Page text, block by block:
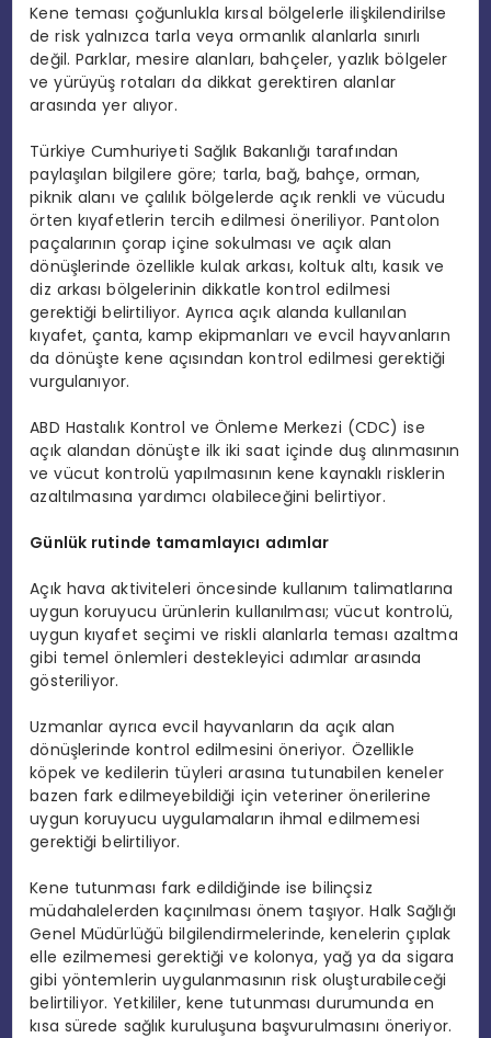
Kene teması çoğunlukla kırsal bölgelerle ilişkilendirilse
de risk yalnızca tarla veya ormanlık alanlarla sınırlı
değil. Parklar, mesire alanları, bahçeler, yazlık bölgeler
ve yürüyüş rotaları da dikkat gerektiren alanlar
arasında yer alıyor.
Türkiye Cumhuriyeti Sağlık Bakanlığı tarafından
paylaşılan bilgilere göre; tarla, bağ, bahçe, orman,
piknik alanı ve çalılık bölgelerde açık renkli ve vücudu
örten kıyafetlerin tercih edilmesi öneriliyor. Pantolon
paçalarının çorap içine sokulması ve açık alan
dönüşlerinde özellikle kulak arkası, koltuk altı, kasık ve
diz arkası bölgelerinin dikkatle kontrol edilmesi
gerektiği belirtiliyor. Ayrıca açık alanda kullanılan
kıyafet, çanta, kamp ekipmanları ve evcil hayvanların
da dönüşte kene açısından kontrol edilmesi gerektiği
vurgulanıyor.
ABD Hastalık Kontrol ve Önleme Merkezi (CDC) ise
açık alandan dönüşte ilk iki saat içinde duş alınmasının
ve vücut kontrolü yapılmasının kene kaynaklı risklerin
azaltılmasına yardımcı olabileceğini belirtiyor.
Günlük rutinde tamamlayıcı adımlar
Açık hava aktiviteleri öncesinde kullanım talimatlarına
uygun koruyucu ürünlerin kullanılması; vücut kontrolü,
uygun kıyafet seçimi ve riskli alanlarla teması azaltma
gibi temel önlemleri destekleyici adımlar arasında
gösteriliyor.
Uzmanlar ayrıca evcil hayvanların da açık alan
dönüşlerinde kontrol edilmesini öneriyor. Özellikle
köpek ve kedilerin tüyleri arasına tutunabilen keneler
bazen fark edilmeyebildiği için veteriner önerilerine
uygun koruyucu uygulamaların ihmal edilmemesi
gerektiği belirtiliyor.
Kene tutunması fark edildiğinde ise bilinçsiz
müdahalelerden kaçınılması önem taşıyor. Halk Sağlığı
Genel Müdürlüğü bilgilendirmelerinde, kenelerin çıplak
elle ezilmemesi gerektiği ve kolonya, yağ ya da sigara
gibi yöntemlerin uygulanmasının risk oluşturabileceği
belirtiliyor. Yetkililer, kene tutunması durumunda en
kısa sürede sağlık kuruluşuna başvurulmasını öneriyor.